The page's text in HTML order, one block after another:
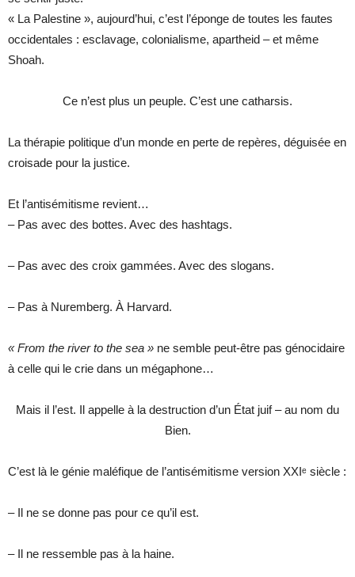
« La Palestine », aujourd’hui, c’est l’éponge de toutes les fautes
occidentales : esclavage, colonialisme, apartheid – et même
Shoah.
Ce n’est plus un peuple. C’est une catharsis.
La thérapie politique d’un monde en perte de repères, déguisée en
croisade pour la justice.
Et l’antisémitisme revient…
– Pas avec des bottes. Avec des hashtags.
– Pas avec des croix gammées. Avec des slogans.
– Pas à Nuremberg. À Harvard.
« From the river to the sea » ne semble peut-être pas génocidaire
à celle qui le crie dans un mégaphone…
Mais il l’est. Il appelle à la destruction d’un État juif – au nom du
Bien.
C’est là le génie maléfique de l’antisémitisme version XXIᵉ siècle :
– Il ne se donne pas pour ce qu’il est.
– Il ne ressemble pas à la haine.